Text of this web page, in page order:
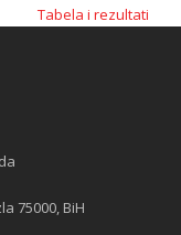
Tabela i rezultati
75000, BiH